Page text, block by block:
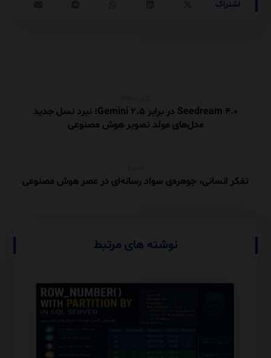
Seedream ۴.۰ در برابر Gemini ۲.۵؛ نبرد نسل جدید
مدل‌های مولد تصویر هوش مصنوعی
تفکر انسانی، جوهره‌ی سواد رسانه‌ای در عصر هوش مصنوعی
نوشته های مرتبط